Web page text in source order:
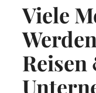
Viele
Reisen